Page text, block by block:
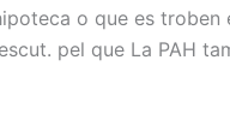
o que es troben
pel que La PAH